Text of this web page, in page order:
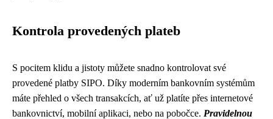
Kontrola provedených plateb
S pocitem klidu a jistoty můžete snadno kontrolovat své
provedené platby SIPO. Díky moderním bankovním systémům
máte přehled o všech transakcích, ať už platíte přes internetové
bankovnictví, mobilní aplikaci, nebo na pobočce. Pravidelnou